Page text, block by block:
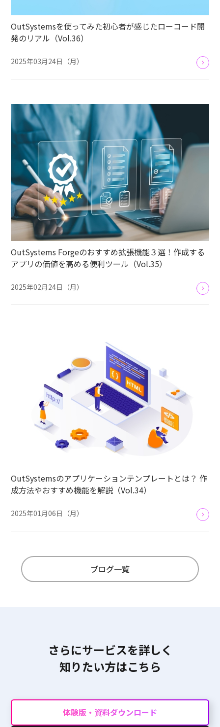
OutSystemsを使ってみた初心者が感じたローコード開
発のリアル（Vol.36）
2025年03月24日（月）
OutSystems Forgeのおすすめ拡張機能３選！作成する
アプリの価値を高める便利ツール（Vol.35）
2025年02月24日（月）
OutSystemsのアプリケーションテンプレートとは？ 作
成方法やおすすめ機能を解説（Vol.34）
2025年01月06日（月）
ブログ一覧
さらにサービスを詳しく
知りたい方はこちら
体験版・資料ダウンロード